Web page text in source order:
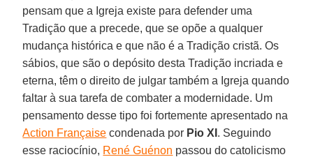
pensam que a Igreja existe para defender uma
Tradição que a precede, que se opõe a qualquer
mudança histórica e que não é a Tradição cristã. Os
sábios, que são o depósito desta Tradição incriada e
eterna, têm o direito de julgar também a Igreja quando
faltar à sua tarefa de combater a modernidade. Um
pensamento desse tipo foi fortemente apresentado na
Action Française condenada por Pio XI . Seguindo
esse raciocínio, René Guénon passou do catolicismo